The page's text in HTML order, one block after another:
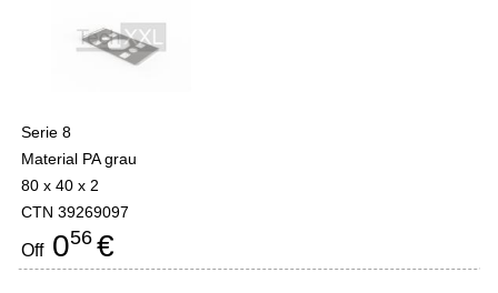
Serie 8
Material PA grau
80 x 40 x 2
CTN 39269097
Off056 €